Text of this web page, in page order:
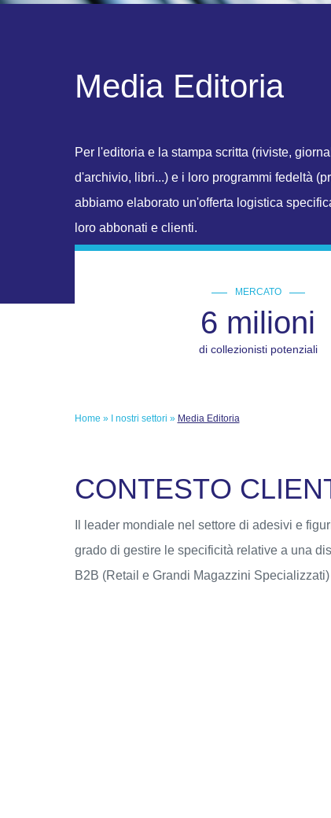
Media Editoria
Per l'editoria e la stampa scritta (riviste,
d'archivio, libri...) e i loro programmi fedeltà
abbiamo elaborato un'offerta logistica
loro abbonati e clienti.
MERCATO
6 milioni
di collezionisti potenziali
Home » I nostri settori » Media Editoria
CONTESTO CLIEN
Il leader mondiale nel settore di adesivi e
grado di gestire le specificità relative a una
B2B (Retail e Grandi Magazzini